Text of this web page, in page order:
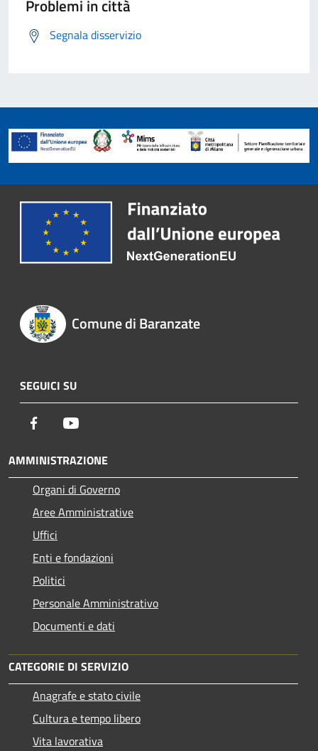
Problemi in città
Segnala disservizio
Comune di Baranzate
SEGUICI SU
Facebook
AMMINISTRAZIONE
Organi di Governo
Aree Amministrative
Uffici
Enti e fondazioni
Politici
Personale Amministrativo
Documenti e dati
CATEGORIE DI SERVIZIO
Anagrafe e stato civile
Cultura e tempo libero
Vita lavorativa